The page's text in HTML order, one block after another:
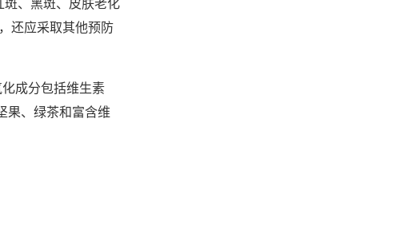
、黑斑、皮肤老化
还应采取其他预防
成分包括维生素
果、绿茶和富含维